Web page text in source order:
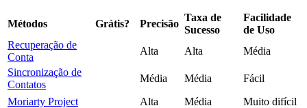
Métodos Grátis? Precisão
Taxa de
Sucesso
Facilidade
de Uso
Recuperação de
Conta
Alta Alta
Média
Sincronização de
Contatos
Média Média
Fácil
Moriarty Project
Alta Média
Muito difícil